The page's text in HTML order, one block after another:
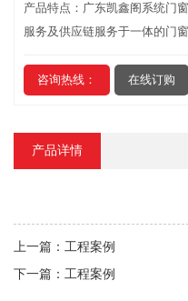
产品特点：广东凯鑫阁系统门
服务及供应链服务于一体的门
咨询热线： 在线订购
产品详情
上一篇： 工程案例
下一篇： 工程案例